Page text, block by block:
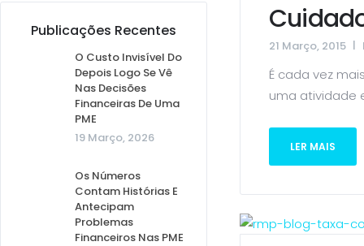
Publicações Recentes
O Custo Invisível Do
Depois Logo Se Vê
Nas Decisões
Financeiras De Uma
PME
19 Março, 2026
Os Números
Contam Histórias E
Antecipam
Problemas
Financeiros Nas PME
21 Março, 2015
É cada vez
uma atividade
LER MAIS